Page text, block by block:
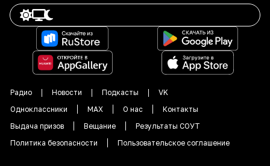
Радио Новости Подкасты
VK
Одноклассники
MAX О нас
Контакты
Выдача призов
Вещание
Результаты СОУТ
Политика безопасности
Пользовательское соглашение